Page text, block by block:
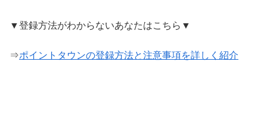
▼登録方法がわからないあなたはこちら▼
⇒ポイントタウンの登録方法と注意事項を詳しく紹介